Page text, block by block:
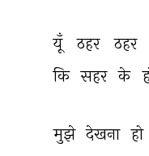
यूँ ठहर
ठहर
कि सहर के
मुझे देखना हो